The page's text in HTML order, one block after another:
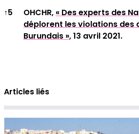
↑5 OHCHR, « Des experts des
déplorent les violations des
Burundais », 13 avril 2021.
Articles liés